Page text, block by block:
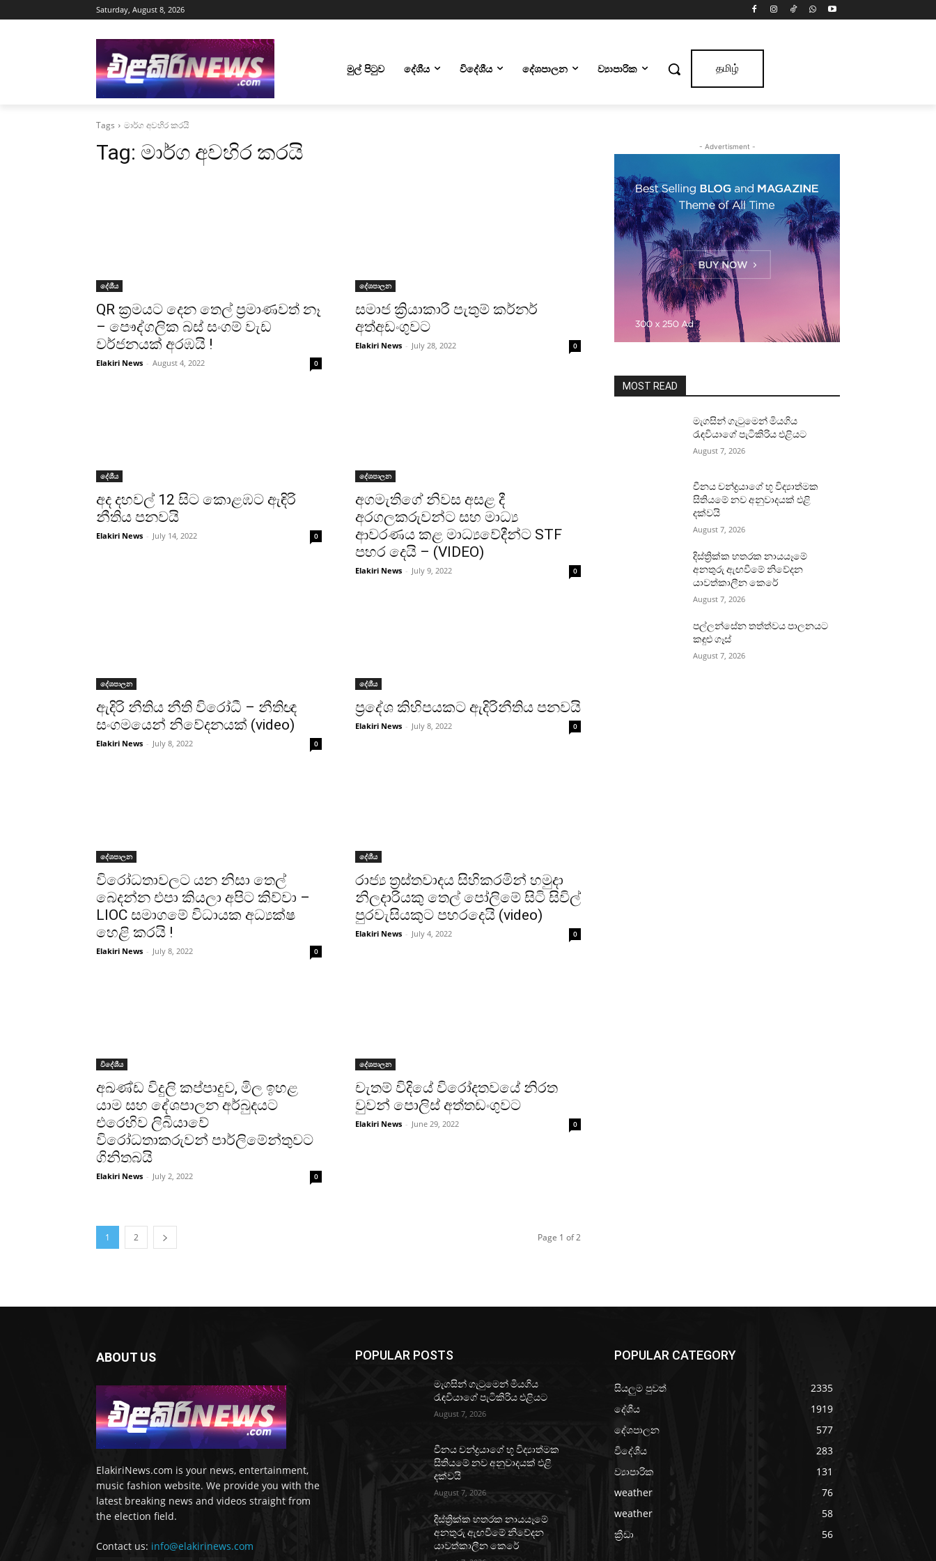
Saturday, August 8, 2026
මුල් පිටුව දේශීය විදේශීය දේශපාලන ව්‍යාපාරික தமிழ்
Tags මාර්ග අවහිර කරයි
Tag: මාර්ග අවහිර කරයි
දේශීය
QR ක්‍රමයට දෙන තෙල් ප්‍රමාණවත් නෑ
– පෞද්ගලික බස් සංගම් වැඩ
වර්ජනයක් අරඹයි !
Elakiri News - August 4, 2022 0
දේශපාලන
සමාජ ක්‍රියාකාරී පැතුම් කර්නර්
අත්අඩංගුවට
Elakiri News - July 28, 2022 0
දේශීය
අද දහවල් 12 සිට කොළඹට ඇඳිරි
නීතිය පනවයි
Elakiri News - July 14, 2022 0
දේශපාලන
අගමැතිගේ නිවස අසළ දී
අරගලකරුවන්ට සහ මාධ්‍ය
ආවරණය කළ මාධ්‍යවේදීන්ට STF
පහර දෙයි – (VIDEO)
Elakiri News - July 9, 2022 0
දේශපාලන
ඇදිරි නීතිය නීති විරෝධී – නීතිඥ
සංගමයෙන් නිවේදනයක් (video)
Elakiri News - July 8, 2022 0
දේශීය
ප්‍රදේශ කිහිපයකට ඇදිරිනීතිය පනවයි
Elakiri News - July 8, 2022 0
දේශපාලන
විරෝධතාවලට යන නිසා තෙල්
බෙදන්න එපා කියලා අපිට කිව්වා –
LIOC සමාගමේ විධායක අධ්‍යක්ෂ
හෙළි කරයි !
Elakiri News - July 8, 2022 0
දේශීය
රාජ්‍ය ත්‍රස්තවාදය සිහිකරමින් හමුදා
නිලදාරියකු තෙල් පෝලිමේ සිටි සිවිල්
පුරවැසියකුට පහරදෙයි (video)
Elakiri News - July 4, 2022 0
විදේශීය
අඛණ්ඩ විදුලි කප්පාදුව, මිල ඉහළ
යාම සහ දේශපාලන අර්බුදයට
එරෙහිව ලිබියාවේ
විරෝධතාකරුවන් පාර්ලිමේන්තුවට
ගිනිතබයි
Elakiri News - July 2, 2022 0
දේශපාලන
චැතම් විදියේ විරෝදතවයේ නිරත
වුවන් පොලිස් අත්තඩංගුවට
Elakiri News - June 29, 2022 0
1 2 Page 1 of 2
- Advertisment -
MOST READ
මැගසින් ගැටුමෙන් මියගිය
රැඳවියාගේ පැටිකිරිය එළියට
August 7, 2026
චීනය චන්ද්‍රයාගේ භූ විද්‍යාත්මක
සිතියමේ නව අනුවාදයක් එළි
දක්වයි
August 7, 2026
දිස්ත්‍රික්ක හතරක නායයෑමේ
අනතුරු ඇඟවීමේ නිවේදන
යාවත්කාලීන කෙරේ
August 7, 2026
පල්ලන්සේන තත්ත්වය පාලනයට
කඳුළු ගෑස්
August 7, 2026
ABOUT US
ElakiriNews.com is your news, entertainment,
music fashion website. We provide you with the
latest breaking news and videos straight from
the election field.
Contact us: info@elakirinews.com
POPULAR POSTS
මැගසින් ගැටුමෙන් මියගිය
රැඳවියාගේ පැටිකිරිය එළියට
August 7, 2026
චීනය චන්ද්‍රයාගේ භූ විද්‍යාත්මක
සිතියමේ නව අනුවාදයක් එළි
දක්වයි
August 7, 2026
දිස්ත්‍රික්ක හතරක නායයෑමේ
අනතුරු ඇඟවීමේ නිවේදන
යාවත්කාලීන කෙරේ
POPULAR CATEGORY
සියලුම පුවත්
2335
දේශීය
1919
දේශපාලන
577
විදේශීය
283
ව්‍යාපාරික
131
weather
76
weather
58
ක්‍රීඩා
56